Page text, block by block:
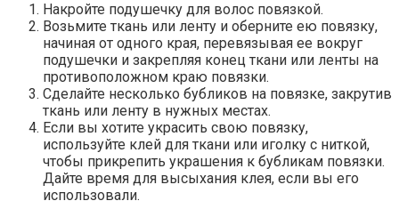
Накройте подушечку для волос повязкой.
Возьмите ткань или ленту и оберните ею повязку,
начиная от одного края, перевязывая ее вокруг
подушечки и закрепляя конец ткани или ленты на
противоположном краю повязки.
Сделайте несколько бубликов на повязке, закрутив
ткань или ленту в нужных местах.
Если вы хотите украсить свою повязку,
используйте клей для ткани или иголку с ниткой,
чтобы прикрепить украшения к бубликам повязки.
Дайте время для высыхания клея, если вы его
использовали.